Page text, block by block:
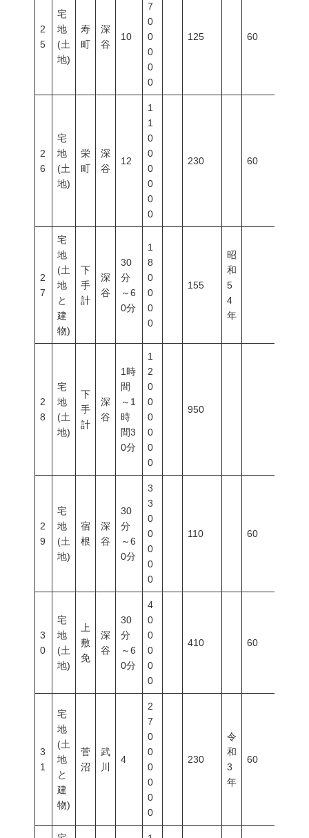
2
5
宅
地
(土
地)
寿
町
深
谷
10
7
0
0
0
0
0
125 60
2
6
宅
地
(土
地)
栄
町
深
谷
12
1
1
0
0
0
0
0
0
230 60
2
7
宅
地
(土
地
と
建
物)
下
手
計
深
谷
30
分
～6
0分
1
8
0
0
0
0
155
昭
和
5
4
年
2
8
宅
地
(土
地)
下
手
計
深
谷
1時
間
～1
時
間3
0分
1
2
0
0
0
0
0
0
950
2
9
宅
地
(土
地)
宿
根
深
谷
30
分
～6
0分
3
3
0
0
0
0
0
110 60
3
0
宅
地
(土
地)
上
敷
免
深
谷
30
分
～6
0分
4
0
0
0
0
0
410 60
3
1
宅
地
(土
地
と
建
物)
菅
沼
武
川
4
2
7
0
0
0
0
0
0
230
令
和
3
年
60